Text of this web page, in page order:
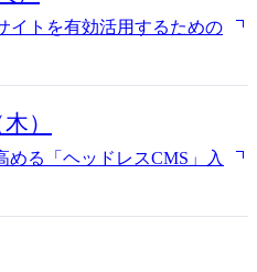
イトを有効活用するための
）
める「ヘッドレスCMS」入